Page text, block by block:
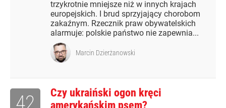
trzykrotnie mniejsze niż w innych krajach
europejskich. I brud sprzyjający chorobom
zakaźnym. Rzecznik praw obywatelskich
alarmuje: polskie państwo nie zapewnia...
Marcin Dzierżanowski
Czy ukraiński ogon kręci
amerykańskim psem?
42